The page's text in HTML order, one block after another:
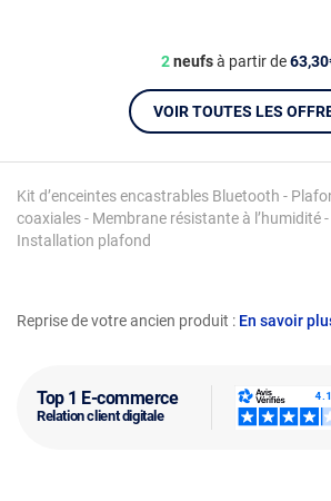
Top 1 E-commerce
Relation client digitale
Reprise de votre ancien produit : En savoir
Kit d’enceintes encastrables Bluetooth -
coaxiales - Membrane résistante à l’humidité
Installation plafond
2neufsà partir de
VOIR TOUTES LES